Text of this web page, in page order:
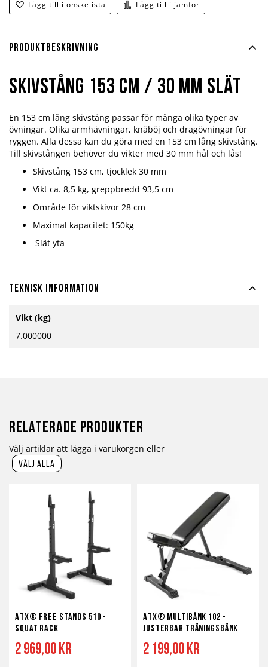
Lägg till i önskelista Lägg till i jämför
Produktbeskrivning
Skivstång 153 cm / 30 mm slät
En 153 cm lång skivstång passar för många olika typer av
övningar. Olika armhävningar, knäböj och dragövningar för
ryggen. Alla dessa kan du göra med en 153 cm lång skivstång.
Till skivstången behöver du vikter med 30 mm hål och lås!
Skivstång 153 cm, tjocklek 30 mm
Vikt ca. 8,5 kg, greppbredd 93,5 cm
Område för viktskivor 28 cm
Maximal kapacitet: 150kg
Slät yta
Teknisk information
information
Vikt (kg)
7.000000
Relaterade produkter
Välj artiklar att lägga i varukorgen eller
välj alla
ATX® Free Stands 510 -
Squat rack
2 969,00 kr
ATX® Multibänk 102 -
justerbar träningsbänk
2 199,00 kr